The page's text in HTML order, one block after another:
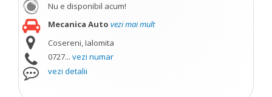
Nu e disponibil acum!
Mecanica Auto vezi mai mult
Cosereni, Ialomita
0727... vezi numar
vezi detalii